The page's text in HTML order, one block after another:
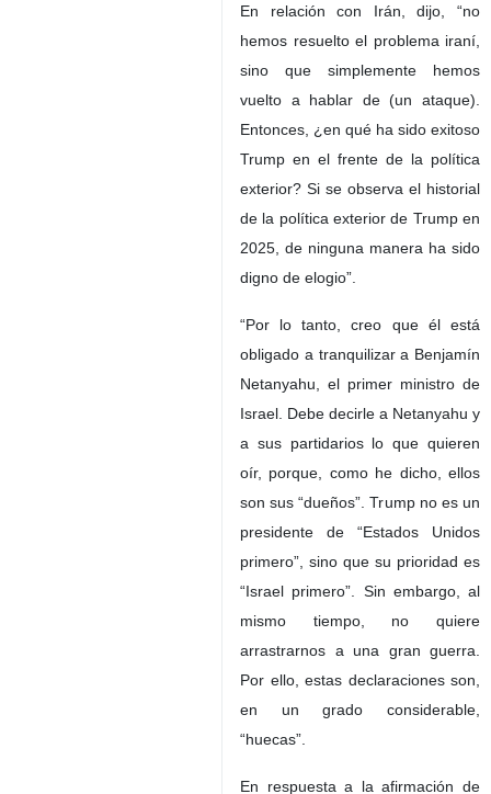
En relación con Irán, dijo, “no
hemos resuelto el problema iraní,
sino que simplemente hemos
vuelto a hablar de (un ataque).
Entonces, ¿en qué ha sido exitoso
Trump en el frente de la política
exterior? Si se observa el historial
de la política exterior de Trump en
2025, de ninguna manera ha sido
digno de elogio”.
“Por lo tanto, creo que él está
obligado a tranquilizar a Benjamín
Netanyahu, el primer ministro de
Israel. Debe decirle a Netanyahu y
a sus partidarios lo que quieren
oír, porque, como he dicho, ellos
son sus “dueños”. Trump no es un
presidente de “Estados Unidos
primero”, sino que su prioridad es
“Israel primero”. Sin embargo, al
mismo tiempo, no quiere
arrastrarnos a una gran guerra.
Por ello, estas declaraciones son,
en un grado considerable,
“huecas”.
En respuesta a la afirmación de